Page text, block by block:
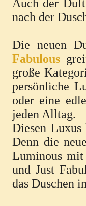
Auch der
nach der
Die neuen
Fabulous
große
persönliche
oder eine
jeden Alltag.
Diesen
Denn die
Luminous mit
und Just
das Duschen